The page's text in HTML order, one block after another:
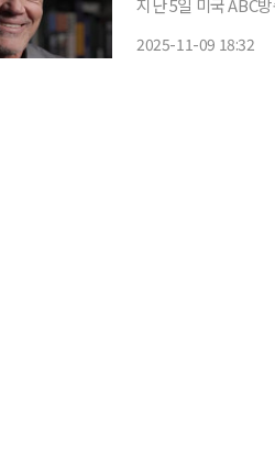
지난 5일 미국 ABC
2025-11-09 18:32